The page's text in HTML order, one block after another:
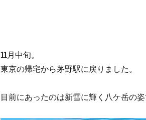
11月中旬。
東京の帰宅から茅野駅に戻りました。
目前にあったのは新雪に輝く八ケ岳の姿